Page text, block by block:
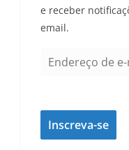
e receber
email.
e
e
Inscreva-se